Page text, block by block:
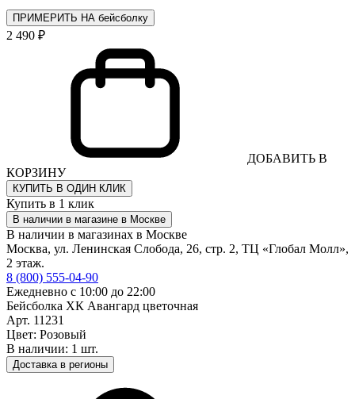
ПРИМЕРИТЬ НА бейсболку
2 490 ₽
ДОБАВИТЬ В
КОРЗИНУ
КУПИТЬ В ОДИН КЛИК
Купить в 1 клик
В наличии в магазине в Москве
В наличии в магазинах в Москве
Москва, ул. Ленинская Слобода, 26, стр. 2, ТЦ «Глобал Молл»,
2 этаж.
8 (800) 555-04-90
Ежедневно с 10:00 до 22:00
Бейсболка ХК Авангард цветочная
Арт. 11231
Цвет: Розовый
В наличии: 1 шт.
Доставка в регионы